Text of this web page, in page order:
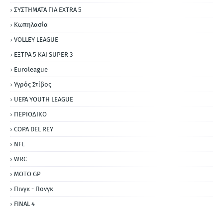
ΣΥΣΤΗΜΑΤΑ ΓΙΑ ΕΧΤRΑ 5
Κωπηλασία
VOLLEY LEAGUE
ΕΞΤΡΑ 5 ΚΑΙ SUPER 3
Εuroleague
Υγρός Στίβος
UEFA YOUTH LEAGUE
ΠΕΡΙΟΔΙΚΟ
COPA DEL REY
NFL
WRC
MOTO GP
Πινγκ - Πονγκ
FINAL 4